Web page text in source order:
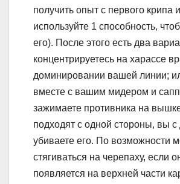
получить опыт с первого крипа
используйте 1 способность,
его). После этого есть два
концентрируетесь на харассе
доминировании вашей линии;
вместе с вашим мидером и
зажимаете противника на
подходят с одной стороны, вы с
убиваете его. По возможности
стягиваться на черепаху, если
появляется на верхней части